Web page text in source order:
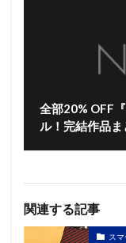
全部20% OFF
ル！完結作品
関連する記事
ス